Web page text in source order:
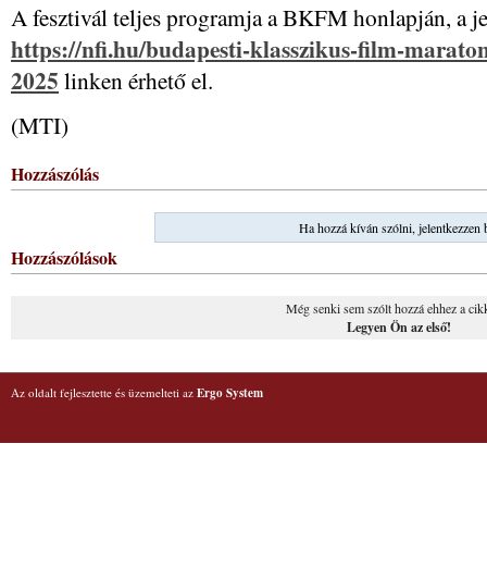
A fesztivál teljes programja a BKFM honlapján, a
https://nfi.hu/budapesti-klasszikus-film-
2025 linken érhető el.
(MTI)
Hozzászólás
Ha hozzá kíván szólni, jelentkezzen
Hozzászólások
Még senki sem szólt hozzá ehhez a
Legyen Ön az első!
Az oldalt fejlesztette és üzemelteti az Ergo System